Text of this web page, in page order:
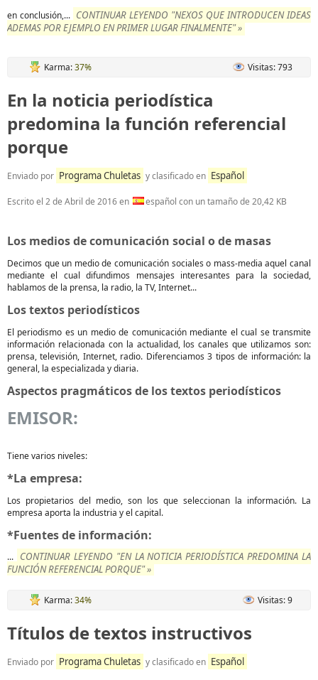
en conclusión,... CONTINUAR LEYENDO "NEXOS QUE INTRODUCEN IDEAS
ADEMAS POR EJEMPLO EN PRIMER LUGAR FINALMENTE" »
Karma:37% Visitas: 793
En la noticia periodística
predomina la función referencial
porque
Enviado por Programa Chuletas y clasificado en Español
Escrito el 2 de Abril de 2016en español con un tamaño de 20,42 KB
Los medios de comunicación social o de masas
Decimos que un medio de comunicación sociales o mass-media aquel canal
mediante el cual difundimos mensajes interesantes para la sociedad,
hablamos de la prensa, la radio, la TV, Internet...
Los textos periodísticos
El periodismo es un medio de comunicación mediante el cual se transmite
información relacionada con la actualidad, los canales que utilizamos son:
prensa, televisión, Internet, radio. Diferenciamos 3 tipos de información: la
general, la especializada y diaria.
Aspectos pragmáticos de los textos periodísticos
EMISOR:
Tiene varios niveles:
*La empresa:
Los propietarios del medio, son los que seleccionan la información. La
empresa aporta la industria y el capital.
*Fuentes de información:
... CONTINUAR LEYENDO "EN LA NOTICIA PERIODÍSTICA PREDOMINA LA
FUNCIÓN REFERENCIAL PORQUE" »
Karma:34% Visitas: 9
Títulos de textos instructivos
Enviado por Programa Chuletas y clasificado en Español